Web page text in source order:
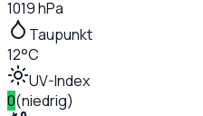
1019 hPa
Taupunkt
12°C
UV-Index
0(niedrig)